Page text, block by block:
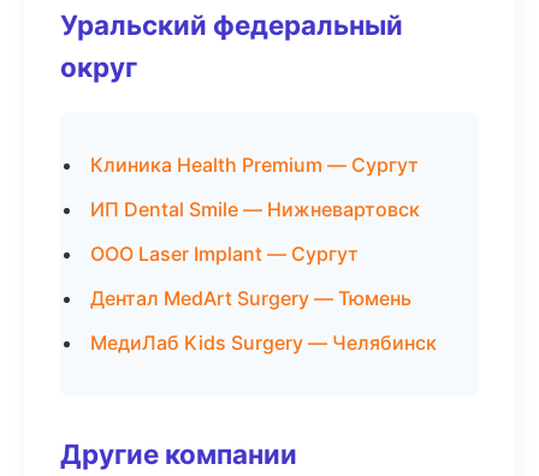
Уральский федеральный
округ
Клиника Health Premium — Сургут
ИП Dental Smile — Нижневартовск
ООО Laser Implant — Сургут
Дентал MedArt Surgery — Тюмень
МедиЛаб Kids Surgery — Челябинск
Другие компании